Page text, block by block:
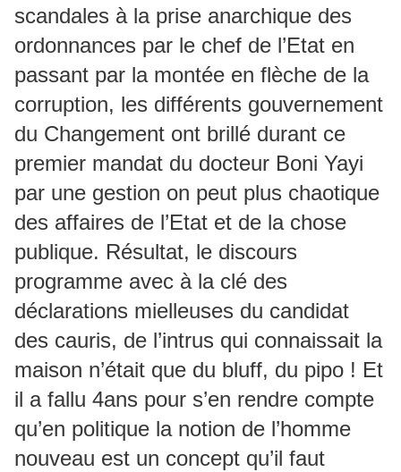
scandales à la prise anarchique des
ordonnances par le chef de l’Etat en
passant par la montée en flèche de la
corruption, les différents gouvernement
du Changement ont brillé durant ce
premier mandat du docteur Boni Yayi
par une gestion on peut plus chaotique
des affaires de l’Etat et de la chose
publique. Résultat, le discours
programme avec à la clé des
déclarations mielleuses du candidat
des cauris, de l’intrus qui connaissait la
maison n’était que du bluff, du pipo ! Et
il a fallu 4ans pour s’en rendre compte
qu’en politique la notion de l’homme
nouveau est un concept qu’il faut